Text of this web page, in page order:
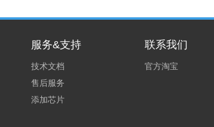
服务&支持
技术文档
售后服务
添加芯片
联系我们
官方淘宝